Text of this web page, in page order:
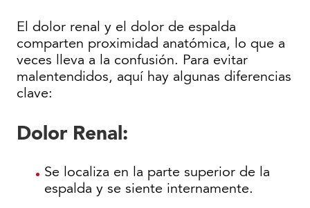
El dolor renal y el dolor de espalda
comparten proximidad anatómica, lo que a
veces lleva a la confusión. Para evitar
malentendidos, aquí hay algunas diferencias
clave:
Dolor Renal:
Se localiza en la parte superior de la
espalda y se siente internamente.